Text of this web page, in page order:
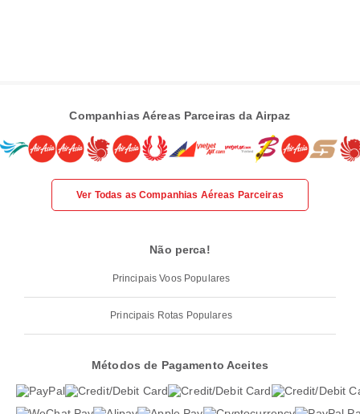
Companhias Aéreas Parceiras da Airpaz
Ver Todas as Companhias Aéreas Parceiras
Não perca!
Principais Voos Populares
Principais Rotas Populares
Métodos de Pagamento Aceites